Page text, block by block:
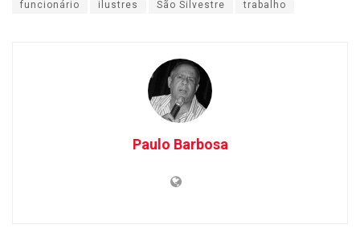
funcionário ilustres São Silvestre trabalho
Paulo Barbosa